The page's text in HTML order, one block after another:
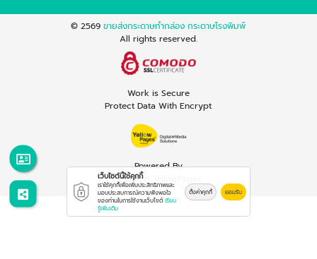
© 2569ขายส่งกระดาษทำกล่อง กระดาษโรงพิมพ์
All rights reserved.
Work is Secure
Protect Data With Encrypt
Powered By
Thailand YellowPages
เว็บไซต์นี้ใช้คุกกี้
เราใช้คุกกี้เพื่อเพิ่มประสิทธิภาพและ
มอบประสบการณ์ความพึงพอใจ
ของท่านในการใช้งานเว็บไซต์ เรียน
รู้เพิ่มเติม
ตั้งค่าคุกกี้ ยอมรับ